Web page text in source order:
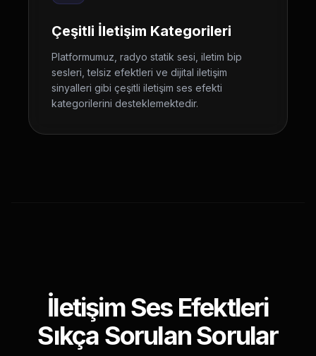
Çeşitli İletişim Kategorileri
Platformumuz, radyo statik sesi, iletim bip
sesleri, telsiz efektleri ve dijital iletişim
sinyalleri gibi çeşitli iletişim ses efekti
kategorilerini desteklemektedir.
İletişim Ses Efektleri
Sıkça Sorulan Sorular